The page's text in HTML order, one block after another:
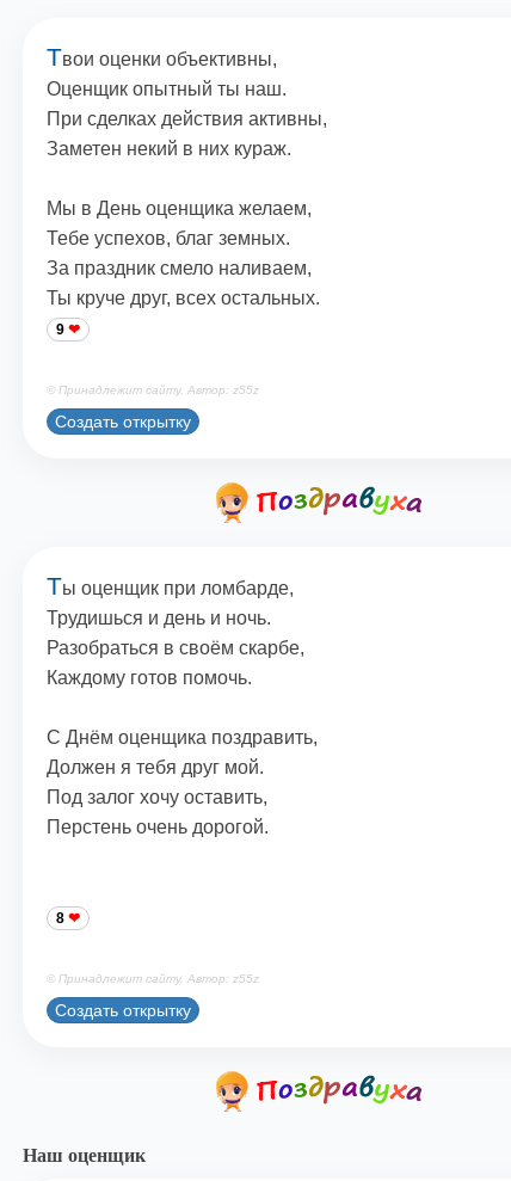
Твои оценки объективны,
Оценщик опытный ты наш.
При сделках действия активны,
Заметен некий в них кураж.
Мы в День оценщика желаем,
Тебе успехов, благ земных.
За праздник смело наливаем,
Ты круче друг, всех остальных.
9
© Принадлежит сайту. Автор: z55z
Создать открытку
Ты оценщик при ломбарде,
Трудишься и день и ночь.
Разобраться в своём скарбе,
Каждому готов помочь.
С Днём оценщика поздравить,
Должен я тебя друг мой.
Под залог хочу оставить,
Перстень очень дорогой.
8
© Принадлежит сайту. Автор: z55z
Создать открытку
Наш оценщик